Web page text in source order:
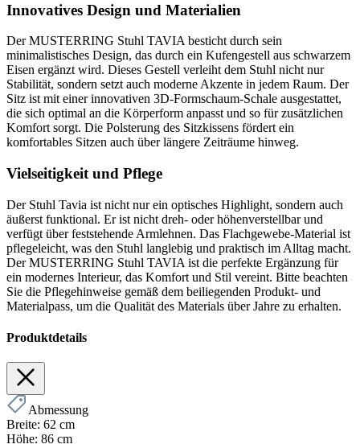
Innovatives Design und Materialien
Der MUSTERRING Stuhl TAVIA besticht durch sein
minimalistisches Design, das durch ein Kufengestell aus schwarzem
Eisen ergänzt wird. Dieses Gestell verleiht dem Stuhl nicht nur
Stabilität, sondern setzt auch moderne Akzente in jedem Raum. Der
Sitz ist mit einer innovativen 3D-Formschaum-Schale ausgestattet,
die sich optimal an die Körperform anpasst und so für zusätzlichen
Komfort sorgt. Die Polsterung des Sitzkissens fördert ein
komfortables Sitzen auch über längere Zeiträume hinweg.
Vielseitigkeit und Pflege
Der Stuhl Tavia ist nicht nur ein optisches Highlight, sondern auch
äußerst funktional. Er ist nicht dreh- oder höhenverstellbar und
verfügt über feststehende Armlehnen. Das Flachgewebe-Material ist
pflegeleicht, was den Stuhl langlebig und praktisch im Alltag macht.
Der MUSTERRING Stuhl TAVIA ist die perfekte Ergänzung für
ein modernes Interieur, das Komfort und Stil vereint. Bitte beachten
Sie die Pflegehinweise gemäß dem beiliegenden Produkt- und
Materialpass, um die Qualität des Materials über Jahre zu erhalten.
Produktdetails
Abmessung
Breite: 62 cm
Höhe: 86 cm